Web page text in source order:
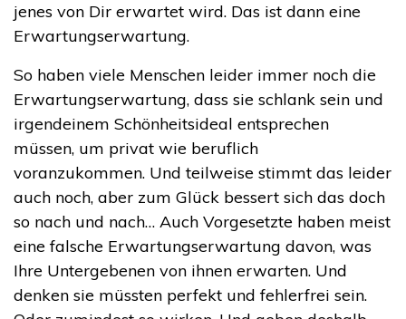
jenes von Dir erwartet wird. Das ist dann eine
Erwartungserwartung.
So haben viele Menschen leider immer noch die
Erwartungserwartung, dass sie schlank sein und
irgendeinem Schönheitsideal entsprechen
müssen, um privat wie beruflich
voranzukommen. Und teilweise stimmt das leider
auch noch, aber zum Glück bessert sich das doch
so nach und nach… Auch Vorgesetzte haben meist
eine falsche Erwartungserwartung davon, was
Ihre Untergebenen von ihnen erwarten. Und
denken sie müssten perfekt und fehlerfrei sein.